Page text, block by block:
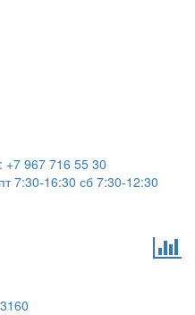
+7 967 716 55 30
7:30-16:30 сб 7:30-12:30